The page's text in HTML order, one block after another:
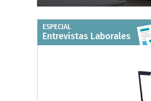
ESPECIAL
Entrevistas Laborales